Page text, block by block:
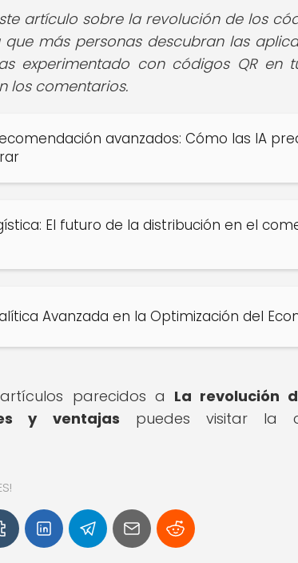
artículo sobre la revolución de los
que más personas descubran las
experimentado con códigos QR en
los comentarios.
avanzados: Cómo las IA
El futuro de la distribución en el
Avanzada en la Optimización del
parecidos a La revolución
y ventajas puedes visitar la